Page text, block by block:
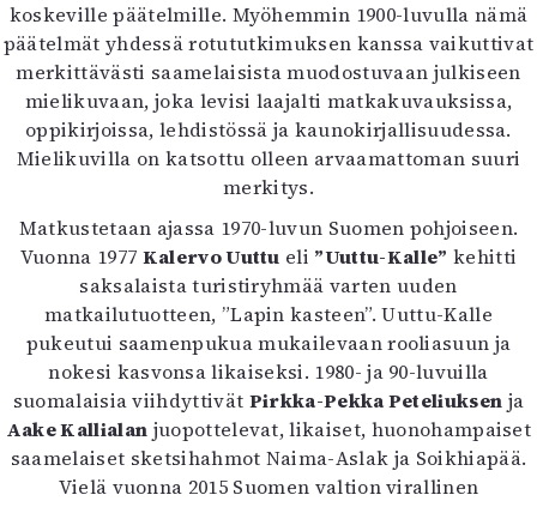
koskeville päätelmille. Myöhemmin 1900-luvulla nämä
päätelmät yhdessä rotututkimuksen kanssa vaikuttivat
merkittävästi saamelaisista muodostuvaan julkiseen
mielikuvaan, joka levisi laajalti matkakuvauksissa,
oppikirjoissa, lehdistössä ja kaunokirjallisuudessa.
Mielikuvilla on katsottu olleen arvaamattoman suuri
merkitys.
Matkustetaan ajassa 1970-luvun Suomen pohjoiseen.
Vuonna 1977 Kalervo Uuttu eli ”Uuttu-Kalle” kehitti
saksalaista turistiryhmää varten uuden
matkailutuotteen, ”Lapin kasteen”. Uuttu-Kalle
pukeutui saamenpukua mukailevaan rooliasuun ja
nokesi kasvonsa likaiseksi. 1980- ja 90-luvuilla
suomalaisia viihdyttivät Pirkka-Pekka Peteliuksen ja
Aake Kallialan juopottelevat, likaiset, huonohampaiset
saamelaiset sketsihahmot Naima-Aslak ja Soikhiapää.
Vielä vuonna 2015 Suomen valtion virallinen